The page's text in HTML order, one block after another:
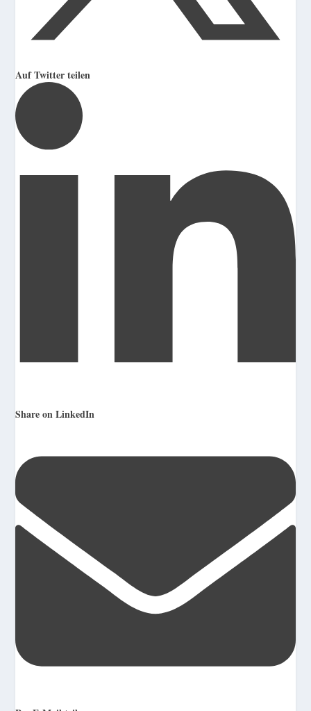
Auf Twitter teilen
Share on LinkedIn